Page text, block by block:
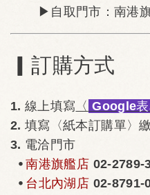
▶自取門市：南港
▎訂購方式
1. 線上填寫 〈 Google
2. 填寫〈紙本訂購單〉
3. 電洽門市
⦁南港旗艦店 02-2789-
⦁ 台北內湖店 02-8791-